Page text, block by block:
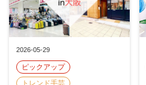
2026-05-29
ピックアップ
トレンド手芸